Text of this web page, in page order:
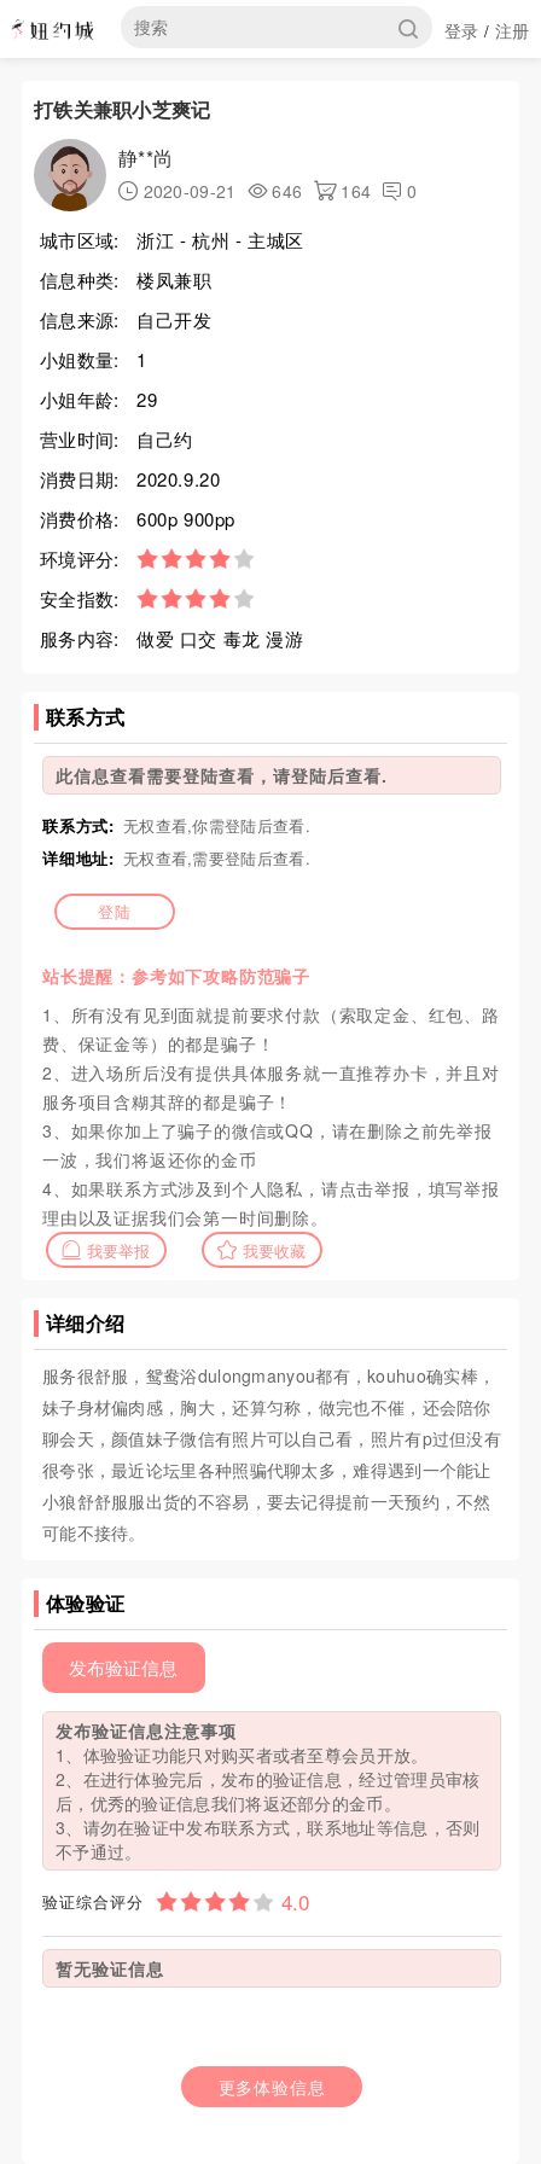
登录 / 注册
打铁关兼职小芝爽记
静**尚
2020-09-21 646 164 0
城市区域:
浙江 - 杭州 - 主城区
信息种类:
楼凤兼职
信息来源:
自己开发
小姐数量:
1
小姐年龄:
29
营业时间:
自己约
消费日期:
2020.9.20
消费价格:
600p 900pp
环境评分:
安全指数:
服务内容:
做爱 口交 毒龙 漫游
联系方式
此信息查看需要登陆查看，请登陆后查看.
联系方式: 无权查看,你需登陆后查看.
详细地址: 无权查看,需要登陆后查看.
登陆
站长提醒：参考如下攻略防范骗子
1、所有没有见到面就提前要求付款（索取定金、红包、路
费、保证金等）的都是骗子！
2、进入场所后没有提供具体服务就一直推荐办卡，并且对
服务项目含糊其辞的都是骗子！
3、如果你加上了骗子的微信或QQ，请在删除之前先举报
一波，我们将返还你的金币
4、如果联系方式涉及到个人隐私，请点击举报，填写举报
理由以及证据我们会第一时间删除。
我要举报 我要收藏
详细介绍
服务很舒服，鸳鸯浴dulongmanyou都有，kouhuo确实棒，
妹子身材偏肉感，胸大，还算匀称，做完也不催，还会陪你
聊会天，颜值妹子微信有照片可以自己看，照片有p过但没有
很夸张，最近论坛里各种照骗代聊太多，难得遇到一个能让
小狼舒舒服服出货的不容易，要去记得提前一天预约，不然
可能不接待。
体验验证
发布验证信息
发布验证信息注意事项
1、体验验证功能只对购买者或者至尊会员开放。
2、在进行体验完后，发布的验证信息，经过管理员审核
后，优秀的验证信息我们将返还部分的金币。
3、请勿在验证中发布联系方式，联系地址等信息，否则
不予通过。
验证综合评分
暂无验证信息
更多体验信息